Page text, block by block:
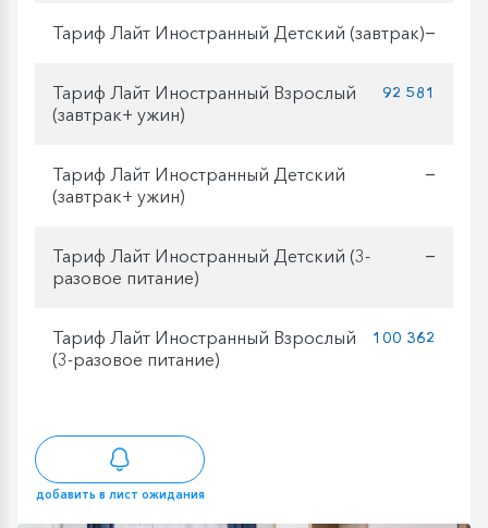
Тариф Лайт Иностранный Детский (завтрак)—
Тариф Лайт Иностранный Взрослый
(завтрак+ ужин)
92 581
Тариф Лайт Иностранный Детский
(завтрак+ ужин)
—
Тариф Лайт Иностранный Детский (3-
разовое питание)
—
Тариф Лайт Иностранный Взрослый
(3-разовое питание)
100 362
добавить в лист ожидания